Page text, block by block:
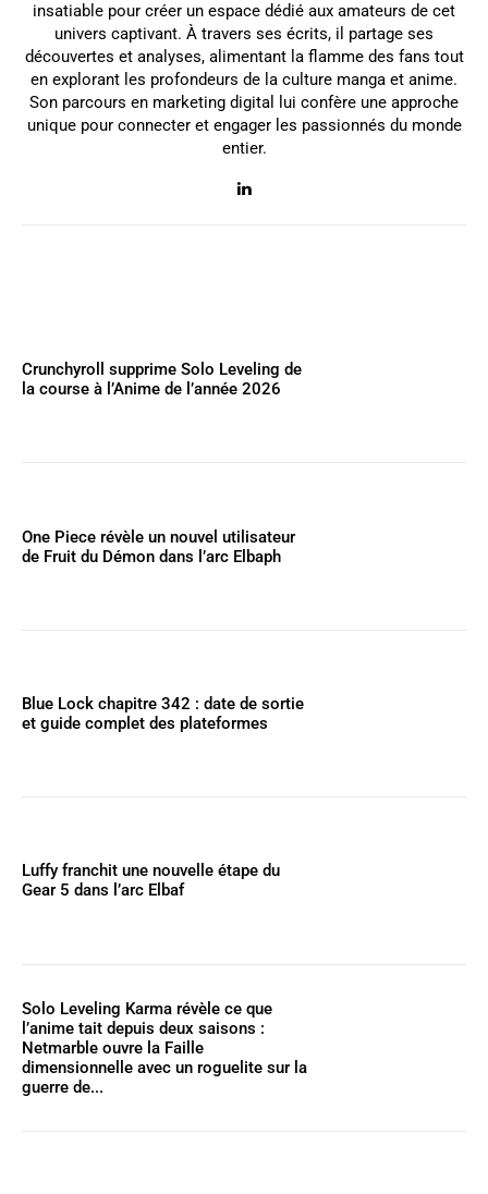
insatiable pour créer un espace dédié aux amateurs de cet
univers captivant. À travers ses écrits, il partage ses
découvertes et analyses, alimentant la flamme des fans tout
en explorant les profondeurs de la culture manga et anime.
Son parcours en marketing digital lui confère une approche
unique pour connecter et engager les passionnés du monde
entier.
Crunchyroll supprime Solo Leveling de
la course à l’Anime de l’année 2026
One Piece révèle un nouvel utilisateur
de Fruit du Démon dans l’arc Elbaph
Blue Lock chapitre 342 : date de sortie
et guide complet des plateformes
Luffy franchit une nouvelle étape du
Gear 5 dans l’arc Elbaf
Solo Leveling Karma révèle ce que
l’anime tait depuis deux saisons :
Netmarble ouvre la Faille
dimensionnelle avec un roguelite sur la
guerre de...